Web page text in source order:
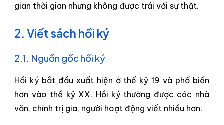
gian thời gian nhưng không được trái với sự thật.
2. Viết sách hồi ký
2.1. Nguồn gốc hồi ký
Hồi ký bắt đầu xuất hiện ở thế kỷ 19 và phổ biến
hơn vào thế kỷ XX. Hồi ký thường được các nhà
văn, chính trị gia, người hoạt động viết nhiều hơn.